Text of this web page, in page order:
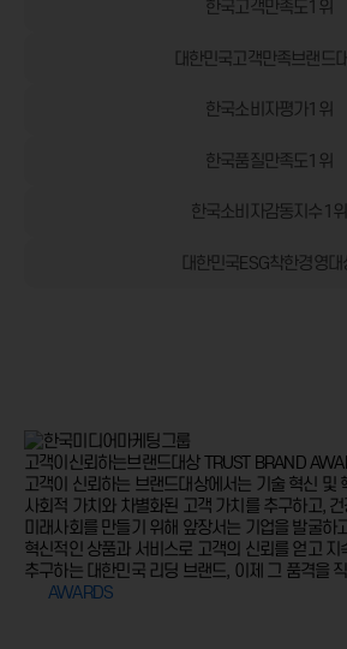
한국고객만족도1위
대한민국고객만족브랜드
한국소비자평가1위
한국품질만족도1위
한국소비자감동지수1위
대한민국ESG착한경영대
고객이신뢰하는브랜드대상TRUST BRAND
고객이 신뢰하는 브랜드대상에서는 기술 혁신 및
사회적 가치와 차별화된 고객 가치를 추구하고,
미래사회를 만들기 위해 앞장서는 기업을 발굴하
혁신적인 상품과 서비스로 고객의 신뢰를 얻고 지
추구하는 대한민국 리딩 브랜드, 이제 그 품격을
AWARDS